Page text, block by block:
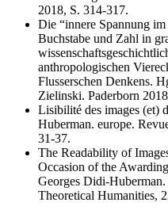
2018, S. 314-317.
Die “innere Spannung
Buchstabe und Zahl in
anthropologischen
Flusserschen Denkens.
Zielinski. Paderborn
Lisibilité des images (et)
Huberman. europe.
31-37.
The Readability of
Occasion of the
Georges Didi-
Theoretical Humanities,